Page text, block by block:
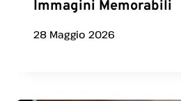
Immagini Memorabili
28 Maggio 2026